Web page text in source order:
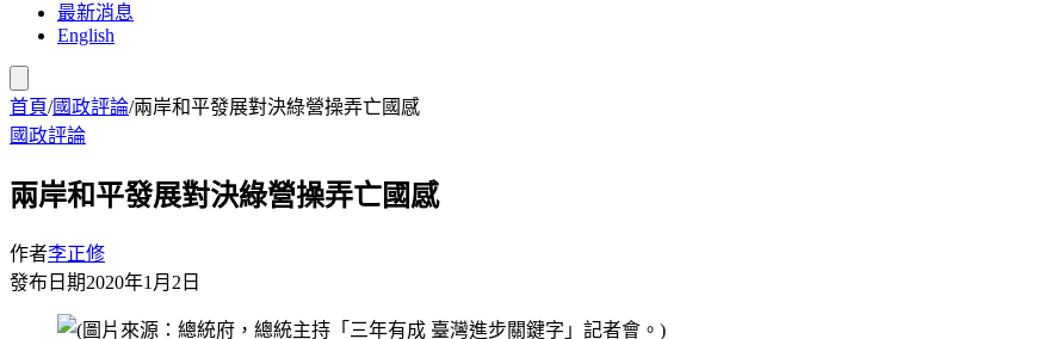
最新消息
English
首頁/國政評論/兩岸和平發展對決綠營操弄亡國感
國政評論
兩岸和平發展對決綠營操弄亡國感
作者李正修
發布日期2020年1月2日